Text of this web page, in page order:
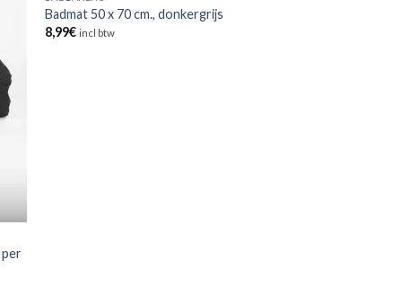
per
Badmat 50 x 70 cm., donkergrijs
8,99€ incl btw